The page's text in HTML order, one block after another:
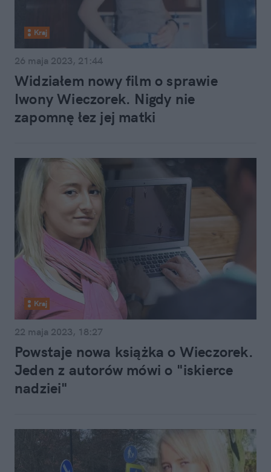
Kraj
26 maja 2023, 21:44
Widziałem nowy film o sprawie
Iwony Wieczorek. Nigdy nie
zapomnę łez jej matki
Kraj
22 maja 2023, 18:27
Powstaje nowa książka o Wieczorek.
Jeden z autorów mówi o "iskierce
nadziei"